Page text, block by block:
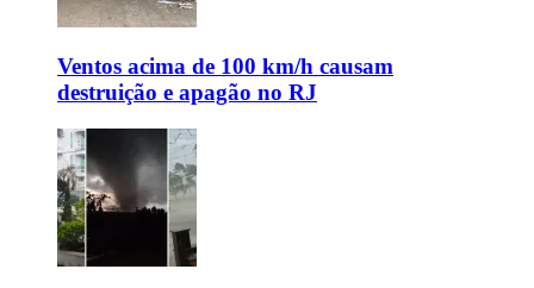
Ventos acima de 100 km/h causam
destruição e apagão no RJ